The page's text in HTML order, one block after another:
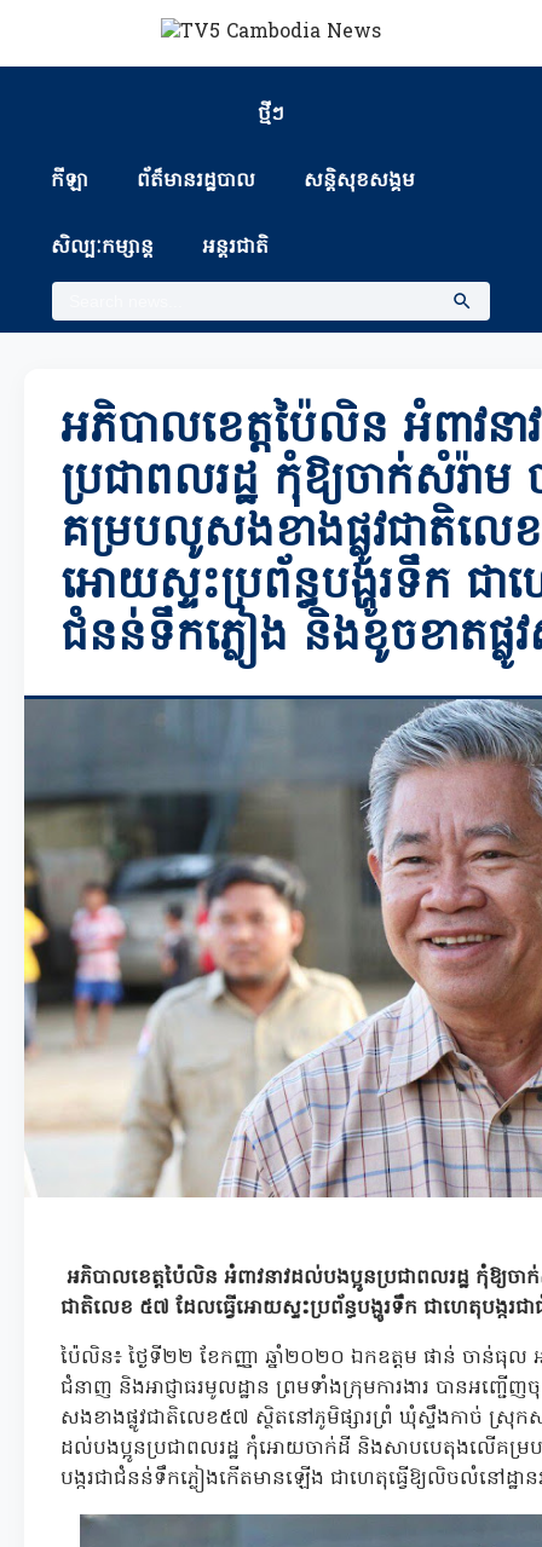
ថ្មីៗ
កីឡា ព័ត៏មានរដ្ឋបាល សន្តិសុខសង្គម
សិល្បៈកម្សាន្ត អន្តរជាតិ
អភិបាលខេត្តប៉ៃលិន អំពាវន
ប្រជាពលរដ្ឋ កុំឱ្យចាក់សំរ៉ា
គម្របលូសងខាងផ្លូវជាតិលេ
អោយស្ទះប្រព័ន្ធបង្ហូរទឹក ជាហ
ជំនន់ទឹកភ្លៀង និងខូចខាតផ្លូ
អភិបាលខេត្តប៉ៃលិន អំពាវនាវដល់បងប្អូនប្រជាពលរដ្ឋ កុំឱ្យច
ជាតិលេខ ៥៧ ដែលធ្វើអោយស្ទះប្រព័ន្ធបង្ហូរទឹក ជាហេតុបង្ករ
ប៉ៃលិន៖ ថ្ងៃទី២២ ខែកញ្ញា ឆ្នាំ២០២០ ឯកឧត្តម ផាន់ ចាន់ធុ
ជំនាញ និងអាជ្ញាធរមូលដ្ឋាន ព្រមទាំងក្រុមការងារ បានអញ្ជ
សងខាងផ្លូវជាតិលេខ៥៧ ស្ថិតនៅភូមិផ្សារព្រំ ឃុំស្ទឹងកាច់ ស្រុក
ដល់បងប្អូនប្រជាពលរដ្ឋ កុំអោយចាក់ដី និងសាបបេតុងលើគម្រប
បង្ករជាជំនន់ទឹកភ្លៀងកើតមានឡើង ជាហេតុធ្វើឱ្យលិចលំនៅដ្ឋា